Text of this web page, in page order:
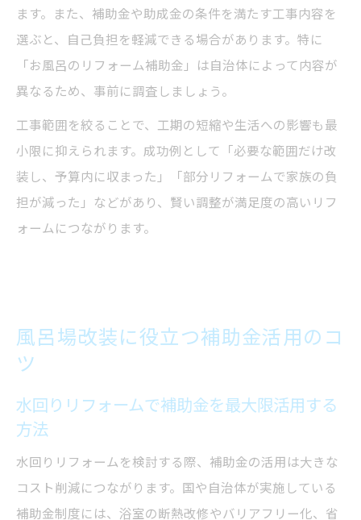
ます。また、補助金や助成金の条件を満たす工事内容を
選ぶと、自己負担を軽減できる場合があります。特に
「お風呂のリフォーム補助金」は自治体によって内容が
異なるため、事前に調査しましょう。
工事範囲を絞ることで、工期の短縮や生活への影響も最
小限に抑えられます。成功例として「必要な範囲だけ改
装し、予算内に収まった」「部分リフォームで家族の負
担が減った」などがあり、賢い調整が満足度の高いリフ
ォームにつながります。
風呂場改装に役立つ補助金活用のコ
ツ
水回りリフォームで補助金を最大限活用する
方法
水回りリフォームを検討する際、補助金の活用は大きな
コスト削減につながります。国や自治体が実施している
補助金制度には、浴室の断熱改修やバリアフリー化、省